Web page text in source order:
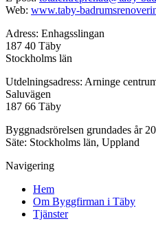
Web: www.taby-
Adress: Enhagsslingan
187 40 Täby
Stockholms län
Utdelningsadress: Arninge
Saluvägen
187 66 Täby
Byggnadsrörelsen grundades år
Säte: Stockholms län, Uppland
Navigering
Hem
Om Byggfirman i Täby
Tjänster